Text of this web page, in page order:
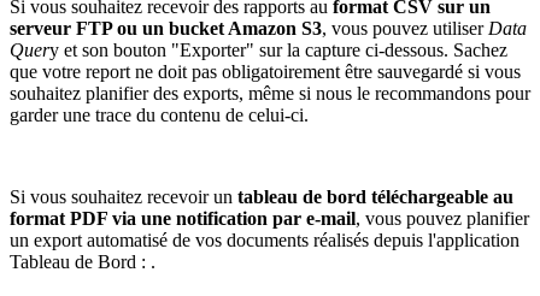
Si vous souhaitez recevoir des rapports au format CSV sur un
serveur FTP ou un bucket Amazon S3, vous pouvez utiliser Data
Query et son bouton "Exporter" sur la capture ci-dessous. Sachez
que votre report ne doit pas obligatoirement être sauvegardé si vous
souhaitez planifier des exports, même si nous le recommandons pour
garder une trace du contenu de celui-ci.
Si vous souhaitez recevoir un tableau de bord téléchargeable au
format PDF via une notification par e-mail, vous pouvez planifier
un export automatisé de vos documents réalisés depuis l'application
Tableau de Bord : .